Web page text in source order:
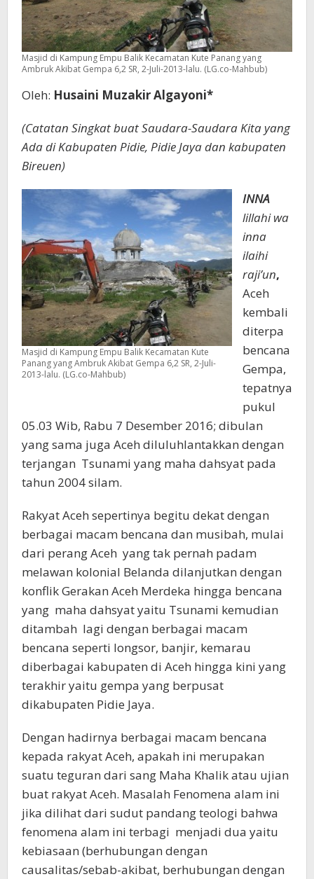
Masjid di Kampung Empu Balik Kecamatan Kute Panang yang
Ambruk Akibat Gempa 6,2 SR, 2-Juli-2013-lalu. (LG.co-Mahbub)
Oleh: Husaini Muzakir Algayoni*
(Catatan Singkat buat Saudara-Saudara Kita yang
Ada di Kabupaten Pidie, Pidie Jaya dan kabupaten
Bireuen)
Masjid di Kampung Empu Balik Kecamatan Kute
Panang yang Ambruk Akibat Gempa 6,2 SR, 2-Juli-
2013-lalu. (LG.co-Mahbub)
INNA
lillahi wa
inna
ilaihi
raji’un,
Aceh
kembali
diterpa
bencana
Gempa,
tepatnya
pukul
05.03 Wib, Rabu 7 Desember 2016; dibulan
yang sama juga Aceh diluluhlantakkan dengan
terjangan Tsunami yang maha dahsyat pada
tahun 2004 silam.
Rakyat Aceh sepertinya begitu dekat dengan
berbagai macam bencana dan musibah, mulai
dari perang Aceh yang tak pernah padam
melawan kolonial Belanda dilanjutkan dengan
konflik Gerakan Aceh Merdeka hingga bencana
yang maha dahsyat yaitu Tsunami kemudian
ditambah lagi dengan berbagai macam
bencana seperti longsor, banjir, kemarau
diberbagai kabupaten di Aceh hingga kini yang
terakhir yaitu gempa yang berpusat
dikabupaten Pidie Jaya.
Dengan hadirnya berbagai macam bencana
kepada rakyat Aceh, apakah ini merupakan
suatu teguran dari sang Maha Khalik atau ujian
buat rakyat Aceh. Masalah Fenomena alam ini
jika dilihat dari sudut pandang teologi bahwa
fenomena alam ini terbagi menjadi dua yaitu
kebiasaan (berhubungan dengan
causalitas/sebab-akibat, berhubungan dengan